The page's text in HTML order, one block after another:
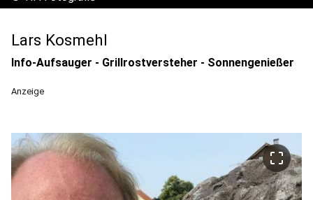
Lars Kosmehl
Info-Aufsauger - Grillrostversteher - Sonnengenießer
Anzeige
crop_free